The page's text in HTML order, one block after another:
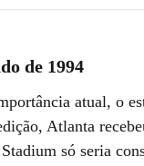
de 1994
atual, o
Atlanta
só seria